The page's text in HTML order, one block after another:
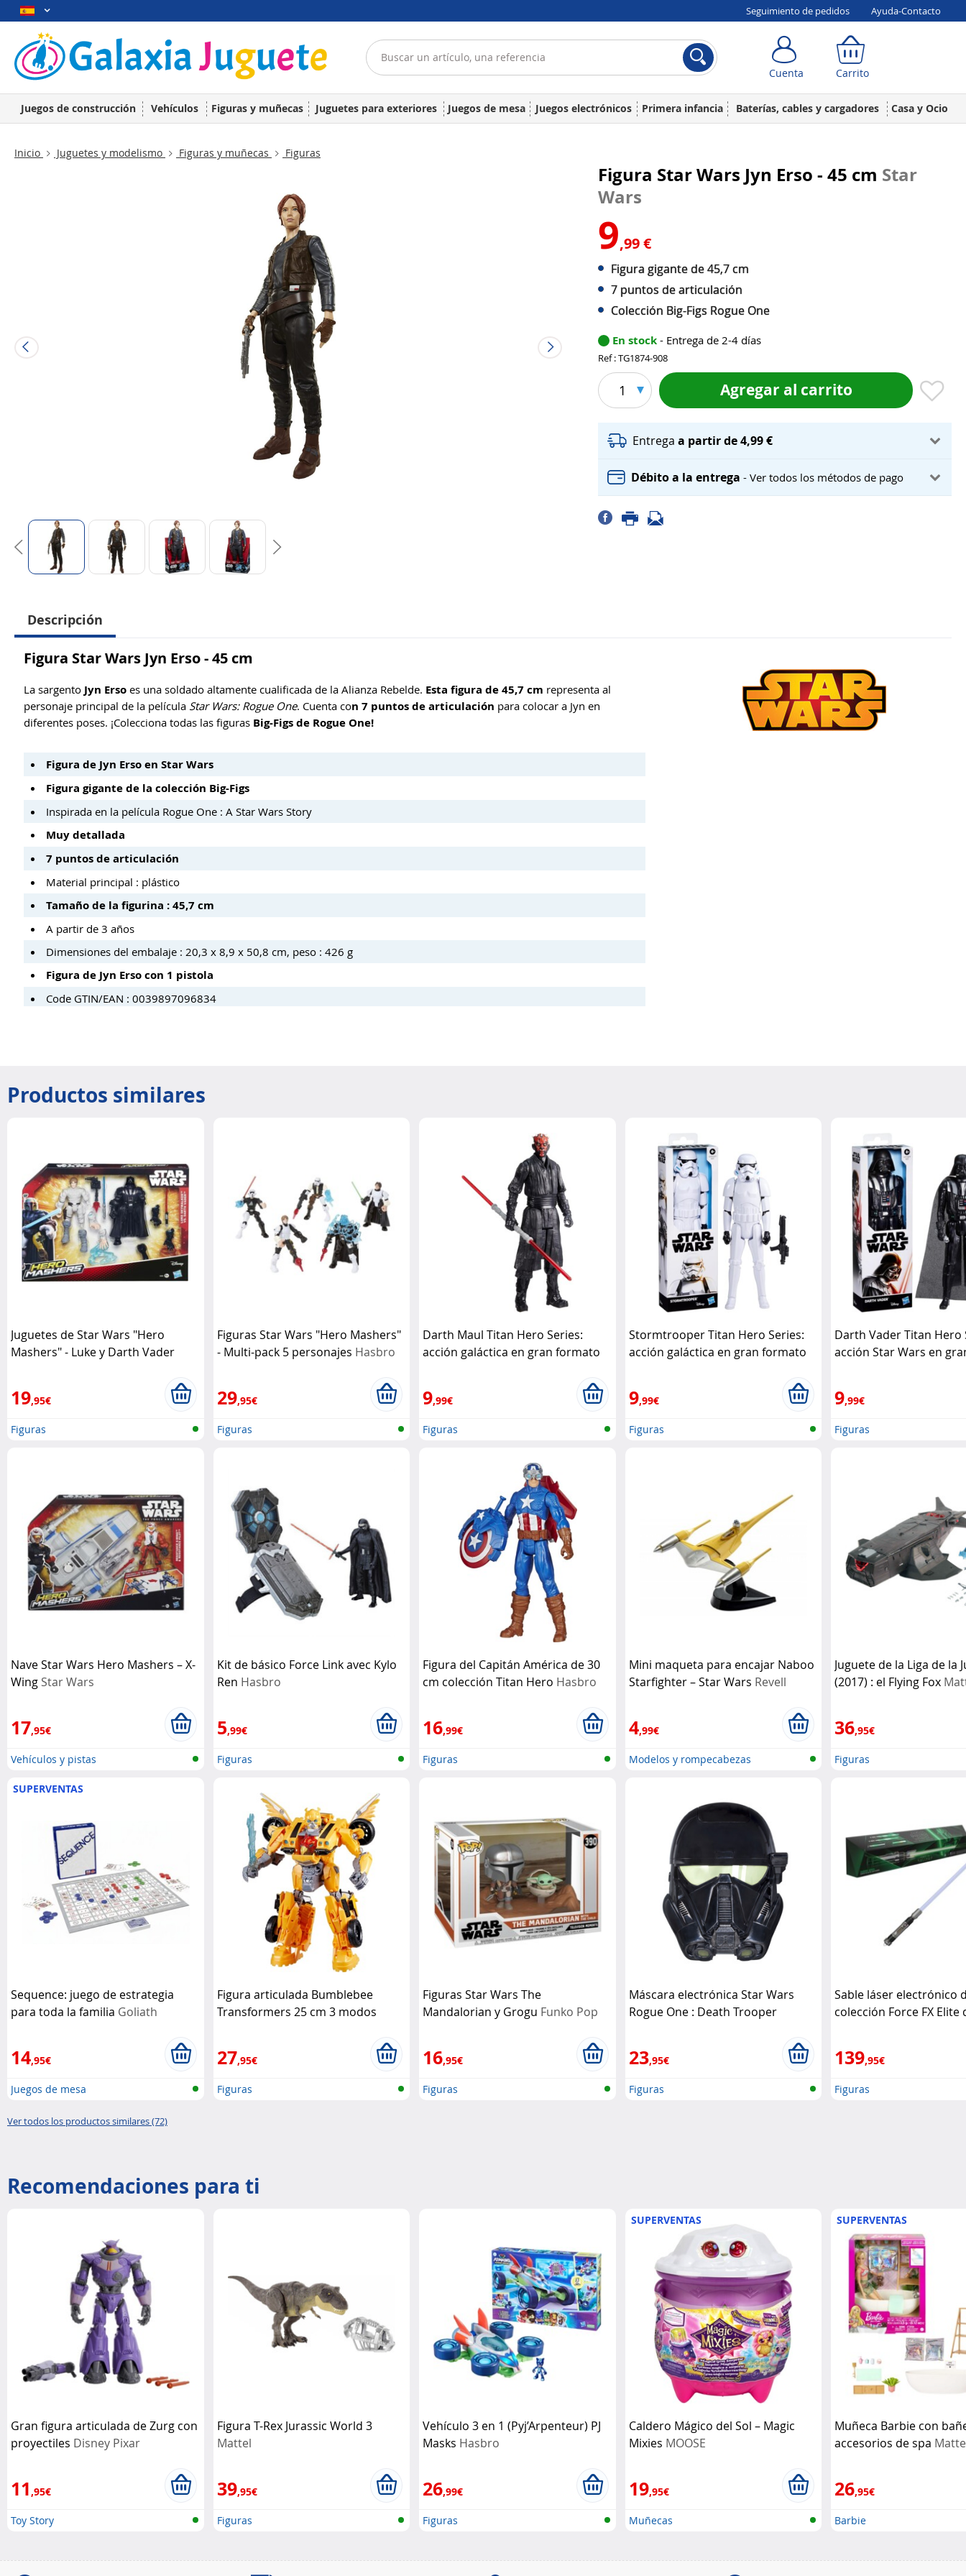
Seguimiento de pedidos Ayuda-Contacto
Cuenta Carrito
Juegos de construcción Vehículos Figuras y muñecas Juguetes para exteriores Juegos de mesa Juegos electrónicos Primera infancia Baterías, cables y cargadores Casa y Ocio
Inicio Juguetes y modelismo Figuras y muñecas Figuras
Figura Star Wars Jyn Erso - 45 cm Star
Wars
9,99 €
Figura gigante de 45,7 cm
7 puntos de articulación
Colección Big-Figs Rogue One
En stock - Entrega de 2-4 días
Ref : TG1874-908
1 Agregar al carrito
Entregaa partir de 4,99 €
Débito a la entrega- Ver todos los métodos de pago
Descripción
Figura Star Wars Jyn Erso - 45 cm
La sargento Jyn Erso es una soldado altamente cualificada de la Alianza Rebelde. Esta figura de 45,7 cm representa al
personaje principal de la película Star Wars: Rogue One. Cuenta con 7 puntos de articulación para colocar a Jyn en
diferentes poses. ¡Colecciona todas las figuras Big-Figs de Rogue One!
Figura de Jyn Erso en Star Wars
Figura gigante de la colección Big-Figs
Inspirada en la película Rogue One : A Star Wars Story
Muy detallada
7 puntos de articulación
Material principal : plástico
Tamaño de la figurina : 45,7 cm
A partir de 3 años
Dimensiones del embalaje : 20,3 x 8,9 x 50,8 cm, peso : 426 g
Figura de Jyn Erso con 1 pistola
Code GTIN/EAN : 0039897096834
Productos similares
Juguetes de Star Wars "Hero
Mashers" - Luke y Darth Vader
19,95€
Figuras
Figuras Star Wars "Hero Mashers"
- Multi-pack 5 personajes Hasbro
29,95€
Figuras
Darth Maul Titan Hero Series:
acción galáctica en gran formato
9,99€
Figuras
Stormtrooper Titan Hero Series:
acción galáctica en gran formato
9,99€
Figuras
Darth Vader Titan Hero
acción Star Wars en
9,99€
Figuras
Nave Star Wars Hero Mashers – X-
Wing Star Wars
17,95€
Vehículos y pistas
Kit de básico Force Link avec Kylo
Ren Hasbro
5,99€
Figuras
Figura del Capitán América de 30
cm colección Titan Hero Hasbro
16,99€
Figuras
Mini maqueta para encajar Naboo
Starfighter – Star Wars Revell
4,99€
Modelos y rompecabezas
Juguete de la Liga de la
(2017) : el Flying Fox
36,95€
Figuras
SUPERVENTAS
Sequence: juego de estrategia
para toda la familia Goliath
14,95€
Juegos de mesa
Figura articulada Bumblebee
Transformers 25 cm 3 modos
27,95€
Figuras
Figuras Star Wars The
Mandalorian y Grogu Funko Pop
16,95€
Figuras
Máscara electrónica Star Wars
Rogue One : Death Trooper
23,95€
Figuras
Sable láser electrónico
colección Force FX Elite
139,95€
Figuras
Ver todos los productos similares (72)
Recomendaciones para ti
Gran figura articulada de Zurg con
proyectiles Disney Pixar
11,95€
Toy Story
Figura T-Rex Jurassic World 3
Mattel
39,95€
Figuras
Vehículo 3 en 1 (Pyj’Arpenteur) PJ
Masks Hasbro
26,99€
Figuras
SUPERVENTAS
Caldero Mágico del Sol – Magic
Mixies MOOSE
19,95€
Muñecas
SUPERVENTAS
Muñeca Barbie con
accesorios de spa
26,95€
Barbie
Cuenta Carrito